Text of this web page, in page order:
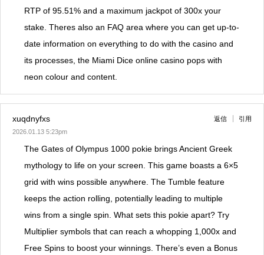
RTP of 95.51% and a maximum jackpot of 300x your
stake. Theres also an FAQ area where you can get up-to-
date information on everything to do with the casino and
its processes, the Miami Dice online casino pops with
neon colour and content.
xuqdnyfxs
2026.01.13 5:23pm
返信 引用
The Gates of Olympus 1000 pokie brings Ancient Greek
mythology to life on your screen. This game boasts a 6×5
grid with wins possible anywhere. The Tumble feature
keeps the action rolling, potentially leading to multiple
wins from a single spin. What sets this pokie apart? Try
Multiplier symbols that can reach a whopping 1,000x and
Free Spins to boost your winnings. There’s even a Bonus